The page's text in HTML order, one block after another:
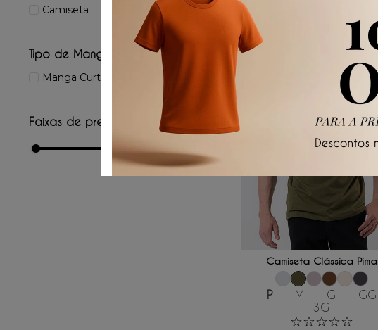
Camiseta
Tipo de Manga
Manga Curta
Faixas de preço
R$ 159,00
ADICIONAR AO CARRINHO
Camiseta Clássica Pima
P M G
GG
3G
☆☆☆☆☆